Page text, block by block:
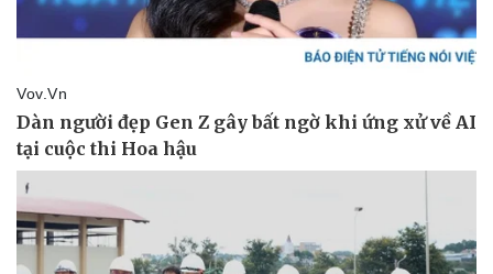
Pháp luật
Vụ án
Quân sự - Quốc phòng
Vũ khí